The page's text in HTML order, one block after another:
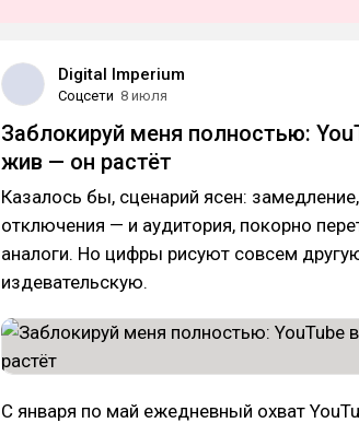
Digital Imperium
Соцсети 8 июля
Заблокируй меня полностью:
жив — он растёт
Казалось бы, сценарий ясен:
отключения — и аудитория, покорно
аналоги. Но цифры рисуют совсем
издевательскую.
С января по май ежедневный охват